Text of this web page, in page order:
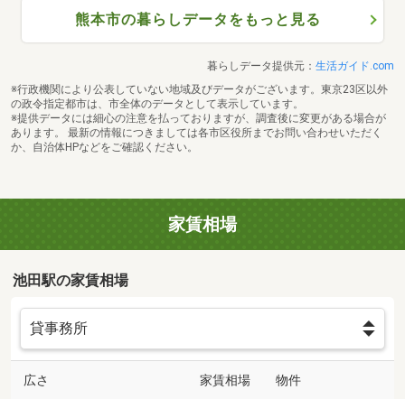
熊本市の暮らしデータをもっと見る
暮らしデータ提供元： 生活ガイド.com
※行政機関により公表していない地域及びデータがございます。東京23区以外
の政令指定都市は、市全体のデータとして表示しています。
※提供データには細心の注意を払っておりますが、調査後に変更がある場合が
あります。 最新の情報につきましては各市区役所までお問い合わせいただく
か、自治体HPなどをご確認ください。
家賃相場
池田駅の家賃相場
広さ 家賃相場 物件